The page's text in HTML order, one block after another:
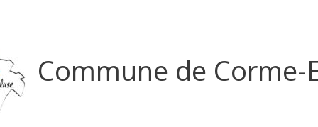
Commune de Corme-